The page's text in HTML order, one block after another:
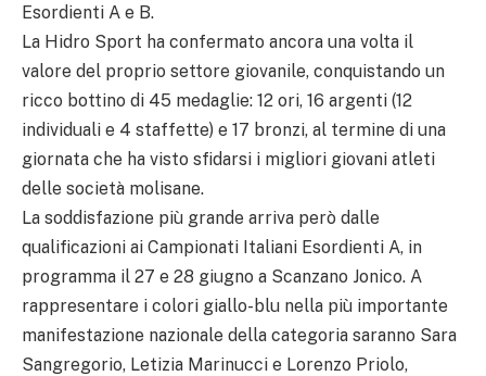
Esordienti A e B.
La Hidro Sport ha confermato ancora una volta il
valore del proprio settore giovanile, conquistando un
ricco bottino di 45 medaglie: 12 ori, 16 argenti (12
individuali e 4 staffette) e 17 bronzi, al termine di una
giornata che ha visto sfidarsi i migliori giovani atleti
delle società molisane.
La soddisfazione più grande arriva però dalle
qualificazioni ai Campionati Italiani Esordienti A, in
programma il 27 e 28 giugno a Scanzano Jonico. A
rappresentare i colori giallo-blu nella più importante
manifestazione nazionale della categoria saranno Sara
Sangregorio, Letizia Marinucci e Lorenzo Priolo,